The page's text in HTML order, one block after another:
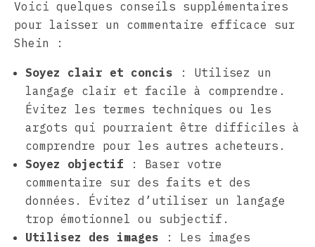
Voici quelques conseils supplémentaires
pour laisser un commentaire efficace sur
Shein :
Soyez clair et concis : Utilisez un
langage clair et facile à comprendre.
Évitez les termes techniques ou les
argots qui pourraient être difficiles à
comprendre pour les autres acheteurs.
Soyez objectif : Baser votre
commentaire sur des faits et des
données. Évitez d’utiliser un langage
trop émotionnel ou subjectif.
Utilisez des images : Les images